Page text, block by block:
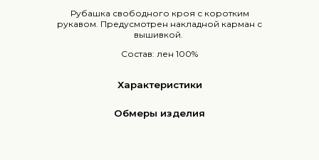
Рубашка свободного кроя с коротким
рукавом. Предусмотрен накладной карман с
вышивкой.
Состав: лен 100%
Характеристики
Обмеры изделия